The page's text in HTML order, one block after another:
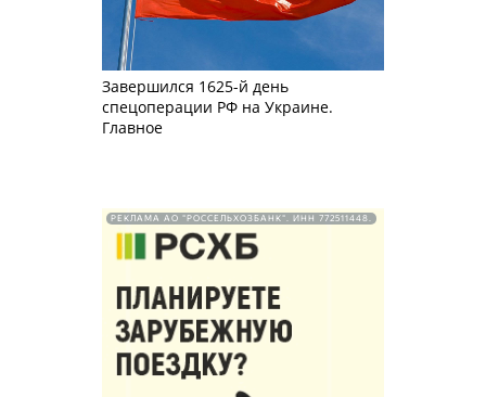
Завершился 1625-й день
спецоперации РФ на Украине.
Главное
РЕКЛАМА АО "РОССЕЛЬХОЗБАНК". ИНН 772511448.